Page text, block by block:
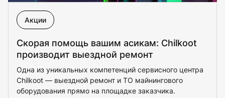
Акции
Скорая помощь вашим асикам: Chilkoot
производит выездной ремонт
Одна из уникальных компетенций сервисного центра
Chilkoot — выездной ремонт и ТО майнингового
оборудования прямо на площадке заказчика.